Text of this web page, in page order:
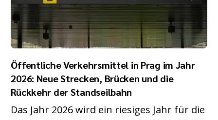
Öffentliche Verkehrsmittel in Prag im Jahr
2026: Neue Strecken, Brücken und die
Rückkehr der Standseilbahn
Das Jahr 2026 wird ein riesiges Jahr für die